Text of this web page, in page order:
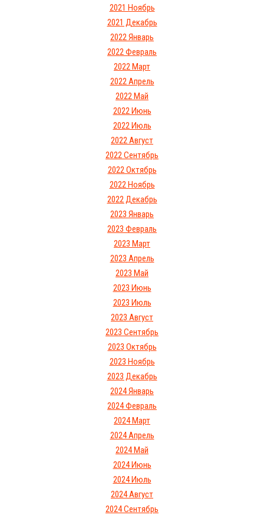
2021 Ноябрь
2021 Декабрь
2022 Январь
2022 Февраль
2022 Март
2022 Апрель
2022 Май
2022 Июнь
2022 Июль
2022 Август
2022 Сентябрь
2022 Октябрь
2022 Ноябрь
2022 Декабрь
2023 Январь
2023 Февраль
2023 Март
2023 Апрель
2023 Май
2023 Июнь
2023 Июль
2023 Август
2023 Сентябрь
2023 Октябрь
2023 Ноябрь
2023 Декабрь
2024 Январь
2024 Февраль
2024 Март
2024 Апрель
2024 Май
2024 Июнь
2024 Июль
2024 Август
2024 Сентябрь